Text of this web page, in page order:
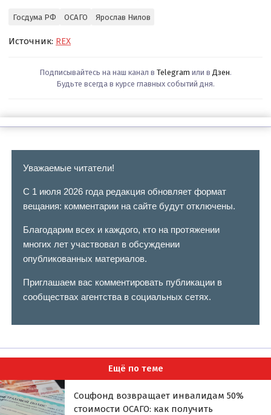
Госдума РФ ОСАГО Ярослав Нилов
Источник: REX
Подписывайтесь на наш канал в Telegram или в Дзен.
Будьте всегда в курсе главных событий дня.
Уважаемые читатели!
С 1 июля 2026 года редакция обновляет формат
вещания: комментарии на сайте будут отключены.
Благодарим всех и каждого, кто на протяжении
многих лет участвовал в обсуждении
опубликованных материалов.
Приглашаем вас комментировать публикации в
сообществах агентства в социальных сетях.
Ещё по теме
Соцфонд возвращает инвалидам 50%
стоимости ОСАГО: как получить